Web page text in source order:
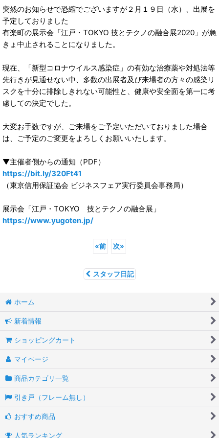
突然のお知らせで恐縮でございますが２月１９日（水）、出展を
予定しておりました
有楽町の展示会「江戸・TOKYO 技とテクノの融合展2020」が急
きょ中止されることになりました。
現在、「新型コロナウイルス感染症」の有効な治療薬や対処法等
先行きが見通せない中、多数の出展者及び来場者の方々の感染リ
スクを十分に排除しきれない可能性と、健康や安全面を第一に考
慮しての決定でした。
大変お手数ですが、ご来場をご予定いただいておりました場合
は、ご予定のご変更をよろしくお願いいたします。
▼主催者側からの通知（PDF）
https://bit.ly/320Ft41
（東京信用保証協会 ビジネスフェア実行委員会事務局）
展示会「江戸・TOKYO 技とテクノの融合展」
https://www.yugoten.jp/
«前 次»
スタッフ日記
ホーム
新着情報
ショッピングカート
マイページ
商品カテゴリ一覧
引き戸（フレーム無し）
おすすめ商品
人気ランキング